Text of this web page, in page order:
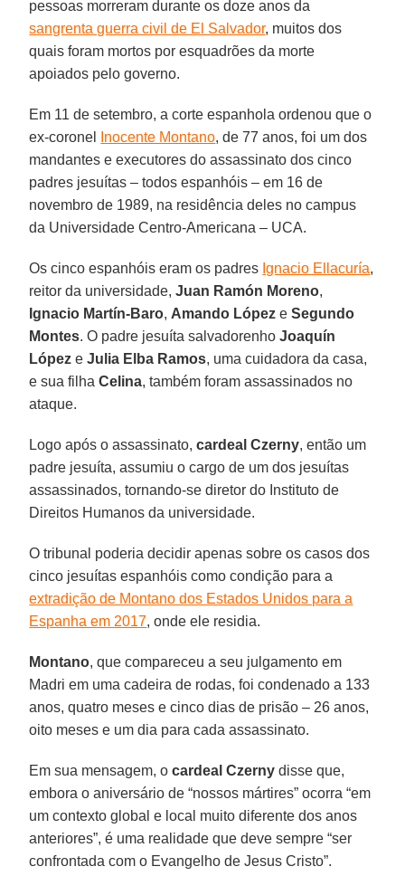
pessoas morreram durante os doze anos da
sangrenta guerra civil de El Salvador, muitos dos
quais foram mortos por esquadrões da morte
apoiados pelo governo.
Em 11 de setembro, a corte espanhola ordenou que o
ex-coronel
Inocente Montano, de 77 anos, foi um dos
mandantes e executores do assassinato dos cinco
padres jesuítas – todos espanhóis – em 16 de
novembro de 1989, na residência deles no campus
da Universidade Centro-Americana – UCA.
Os cinco espanhóis eram os padres Ignacio Ellacuría,
reitor da universidade,Juan Ramón Moreno,
Ignacio Martín-Baro, Amando López eSegundo
Montes. O padre jesuíta salvadorenhoJoaquín
López eJulia Elba Ramos, uma cuidadora da casa,
e sua filhaCelina, também foram assassinados no
ataque.
Logo após o assassinato,cardeal Czerny, então um
padre jesuíta, assumiu o cargo de um dos jesuítas
assassinados, tornando-se diretor do Instituto de
Direitos Humanos da universidade.
O tribunal poderia decidir apenas sobre os casos dos
cinco jesuítas espanhóis como condição para a
extradição de Montano dos Estados Unidos para a
Espanha em 2017, onde ele residia.
Montano, que compareceu a seu julgamento em
Madri em uma cadeira de rodas, foi condenado a 133
anos, quatro meses e cinco dias de prisão – 26 anos,
oito meses e um dia para cada assassinato.
Em sua mensagem, ocardeal Czerny disse que,
embora o aniversário de “nossos mártires” ocorra “em
um contexto global e local muito diferente dos anos
anteriores”, é uma realidade que deve sempre “ser
confrontada com o Evangelho de Jesus Cristo”.